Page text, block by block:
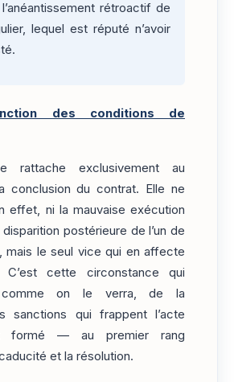
rétroactif de
lequel est réputé n’avoir
des conditions de
rattache exclusivement au
conclusion du contrat. Elle ne
effet, ni la mauvaise exécution
disparition postérieure de l’un de
mais le seul vice qui en affecte
C’est cette circonstance qui
comme on le verra, de la
sanctions qui frappent l’acte
formé — au premier rang
et la résolution.